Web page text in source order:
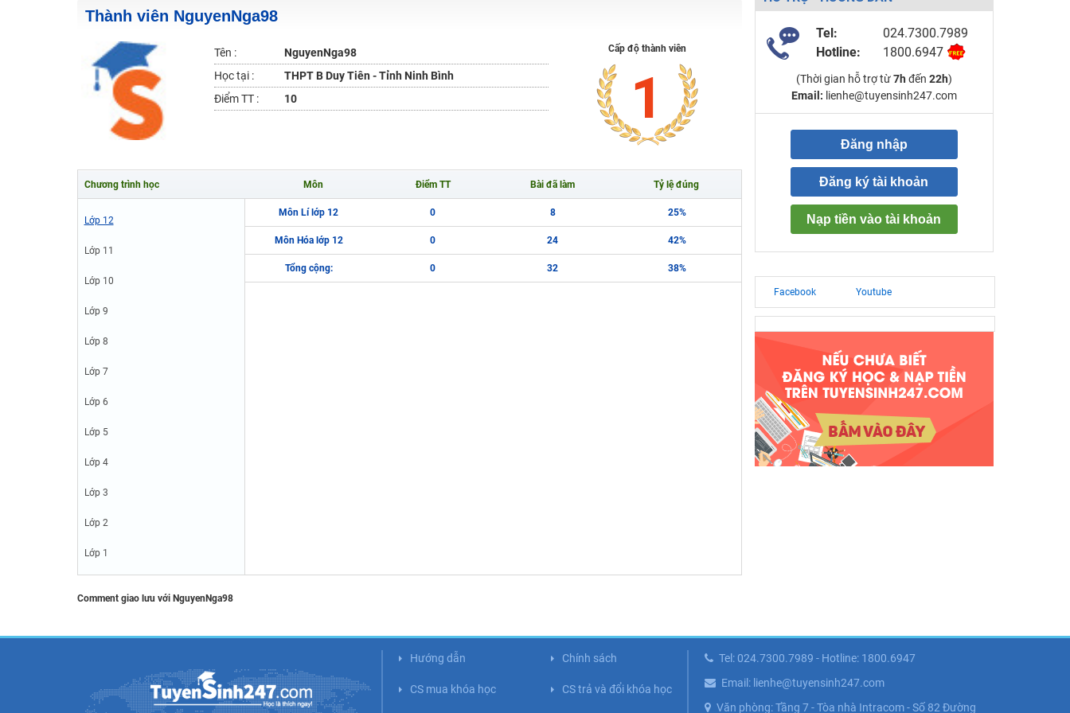
2K6! Lộ Trình Sun 2024 - Ba bước luyện thi TN THPT - ĐH ít nhất 25 điểm
Hot! Lễ hội đồng giá 449K - 499K toàn bộ khoá học tại Tuyensinh247 (Từ 16-18/07/2025)
Khuyến Mãi Khoá Học 1K Chỉ Từ 11-13/09/2024
Đồng giá khóa học 499K - 399K (13/11-15/11)
Khai giảng các khóa lớp 9 Toán - Lý - Hóa - Văn - Anh năm 2018
Khai giảng khóa Ngữ văn 7 - xây nền vững chắc cho tương lai!
Thành viên NguyenNga98
Tên :
NguyenNga98
Học tại :
THPT B Duy Tiên - Tỉnh Ninh Bình
Điểm TT :
10
Cấp độ thành viên
1
Chương trình học Môn Điểm TT Bài đã làm Tỷ lệ đúng
Lớp 12
Lớp 11
Lớp 10
Lớp 9
Lớp 8
Lớp 7
Lớp 6
Lớp 5
Lớp 4
Lớp 3
Lớp 2
Lớp 1
Môn Lí lớp 12 0 8 25%
Môn Hóa lớp 12 0 24 42%
Tổng cộng: 0 32 38%
Comment giao lưu với NguyenNga98
Tel:
024.7300.7989
Hotline:
1800.6947
(Thời gian hỗ trợ từ7h đến 22h)
Email: lienhe@tuyensinh247.com
Đăng nhập
Đăng ký tài khoản
Nạp tiền vào tài khoản
Facebook Youtube
Hướng dẫn Chính sách
CS mua khóa học CS trả và đổi khóa học
Tel: 024.7300.7989 - Hotline: 1800.6947
Email: lienhe@tuyensinh247.com
Văn phòng: Tầng 7 - Tòa nhà Intracom - Số 82 Đường